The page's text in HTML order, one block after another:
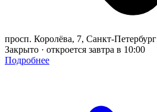
просп. Королёва, 7, Санкт-Петербург
Закрыто · откроется завтра в 10:00
Подробнее